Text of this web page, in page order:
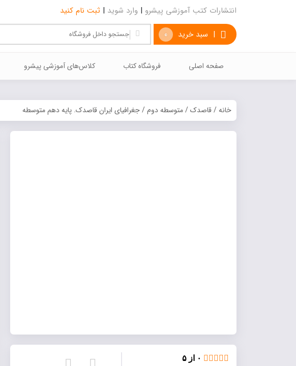
انتشارات کتب آموزشی پیشرو | وارد شوید | ثبت نام کنید
| سبد خرید 0
صفحه اصلی فروشگاه کتاب كلاس‌هاي آموزشي پيشرو
خانه/قاصدک/متوسطه دوم/ جغرافیای ایران قاصدک. پایه دهم متوسطه